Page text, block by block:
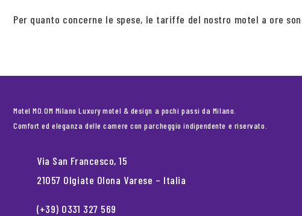
Per quanto concerne le spese, le tariffe del nostro motel a ore
Motel MO.OM Milano Luxury motel & design a pochi passi da Milano.
Comfort ed eleganza delle camere con parcheggio indipendente e riservato.
Via San Francesco, 15
21057 Olgiate Olona Varese – Italia
(+39) 0331 327 569